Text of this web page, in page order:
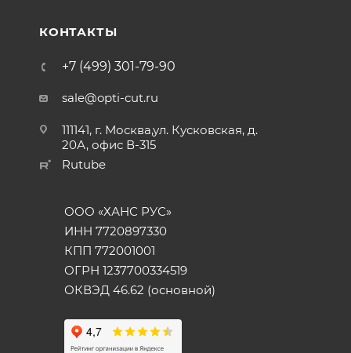
КОНТАКТЫ
+7 (499) 301-79-90
sale@opti-cut.ru
111141, г. Москва,ул. Кусковская, д.
20А, офис В-315
Rutube
ООО «ХАНС РУС»
ИНН 7720897330
КПП 772001001
ОГРН 1237700334519
ОКВЭД 46.62 (основной)